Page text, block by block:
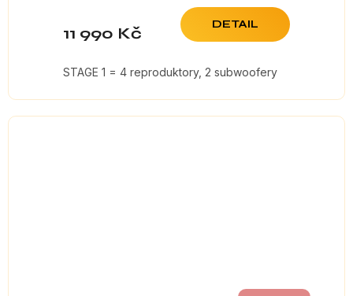
11 990 Kč DETAIL
STAGE 1 = 4 reproduktory, 2 subwoofery